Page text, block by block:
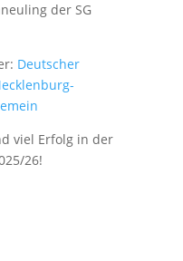
der SG
Deutscher
viel Erfolg in der
26!